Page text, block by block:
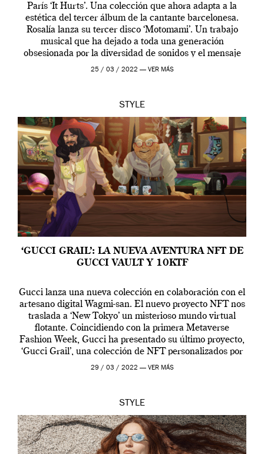
París ‘It Hurts’. Una colección que ahora adapta a la
estética del tercer álbum de la cantante barcelonesa.
Rosalía lanza su tercer disco ‘Motomami’. Un trabajo
musical que ha dejado a toda una generación
obsesionada por la diversidad de sonidos y el mensaje
profundo que […]
25 / 03 / 2022 — VER MÁS
STYLE
‘GUCCI GRAIL’: LA NUEVA AVENTURA NFT DE
GUCCI VAULT Y 10KTF
Gucci lanza una nueva colección en colaboración con el
artesano digital Wagmi-san. El nuevo proyecto NFT nos
traslada a ‘New Tokyo’ un misterioso mundo virtual
flotante. Coincidiendo con la primera Metaverse
Fashion Week, Gucci ha presentado su último proyecto,
‘Gucci Grail’, una colección de NFT personalizados por
Alessandro Michele, director creativo de la casa italiana
29 / 03 / 2022 — VER MÁS
STYLE